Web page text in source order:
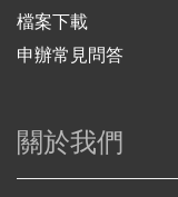
檔案下載
申辦常見問答
關於我們